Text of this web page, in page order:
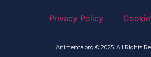
Privacy Policy
Animenta.org © 2025. All Rights